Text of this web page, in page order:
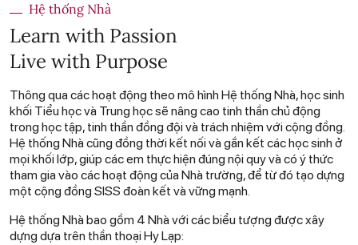
Hệ thống Nhà
Learn with Passion
Live with Purpose
Thông qua các hoạt động theo mô hình Hệ thống Nhà, học sinh
khối Tiểu học và Trung học sẽ nâng cao tinh thần chủ động
trong học tập, tinh thần đồng đội và trách nhiệm với cộng đồng.
Hệ thống Nhà cũng đồng thời kết nối và gắn kết các học sinh ở
mọi khối lớp, giúp các em thực hiện đúng nội quy và có ý thức
tham gia vào các hoạt động của Nhà trường, để từ đó tạo dựng
một cộng đồng SISS đoàn kết và vững mạnh.
Hệ thống Nhà bao gồm 4 Nhà với các biểu tượng được xây
dựng dựa trên thần thoại Hy Lạp: